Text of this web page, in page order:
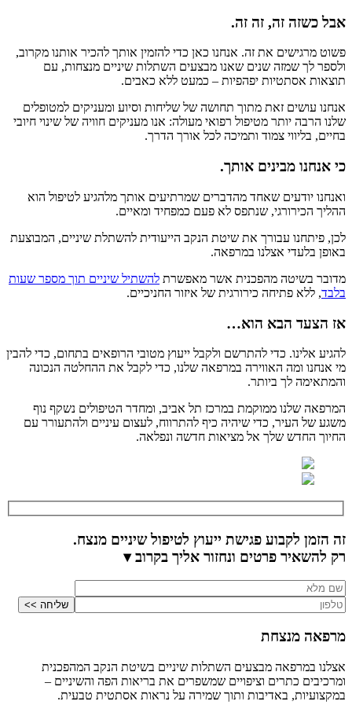
אבל כשזה זה, זה זה.
פשוט מרגישים את זה. אנחנו כאן כדי להזמין אותך להכיר אותנו מקרוב,
ולספר לך שמזה שנים שאנו מבצעים השתלות שיניים מנצחות, עם
תוצאות אסתטיות יפהפיות – כמעט ללא כאבים.
אנחנו עושים זאת מתוך תחושה של שליחות וסיוע ומעניקים למטופלים
שלנו הרבה יותר מטיפול רפואי מעולה: אנו מעניקים חוויה של שינוי חיובי
בחיים, בליווי צמוד ותמיכה לכל אורך הדרך.
כי אנחנו מבינים אותך.
ואנחנו יודעים שאחד מהדברים שמרתיעים אותך מלהגיע לטיפול הוא
ההליך הכירורגי, שנתפס לא פעם כמפחיד ומאיים.
לכן, פיתחנו עבורך את שיטת הנקב הייעודית להשתלת שיניים, המבוצעת
באופן בלעדי אצלנו במרפאה.
מדובר בשיטה מהפכנית אשר מאפשרת להשתיל שיניים תוך מספר שעות
בלבד, ללא פתיחה כירורגית של איזור החניכיים.
אז הצעד הבא הוא…
להגיע אלינו. כדי להתרשם ולקבל ייעוץ מטובי הרופאים בתחום, כדי להבין
מי אנחנו ומה האווירה במרפאה שלנו, כדי לקבל את ההחלטה הנכונה
והמתאימה לך ביותר.
המרפאה שלנו ממוקמת במרכז תל אביב, ומחדר הטיפולים נשקף נוף
משגע של העיר, כדי שיהיה כיף להתרווח, לעצום עיניים ולהתעורר עם
החיוך החדש שלך אל מציאות חדשה ונפלאה.
זה הזמן לקבוע פגישת ייעוץ לטיפול שיניים מנצח.
רק להשאיר פרטים ונחזור אליך בקרוב ▾
מרפאה מנצחת
אצלנו במרפאה מבצעים השתלות שיניים בשיטת הנקב המהפכנית
ומרכיבים כתרים וציפויים שמשפרים את בריאות הפה והשיניים –
במקצועיות, באדיבות ותוך שמירה על נראות אסתטית טבעית.